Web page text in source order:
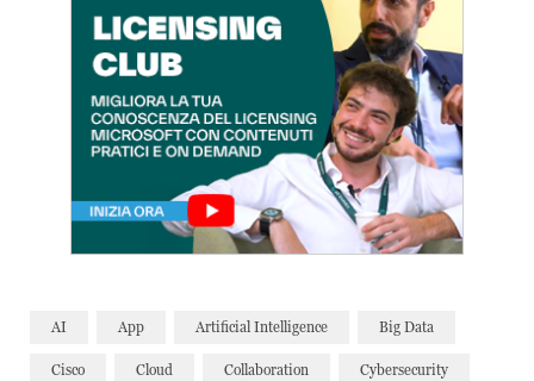
AI App Artificial Intelligence Big Data
Cisco Cloud Collaboration Cybersecurity